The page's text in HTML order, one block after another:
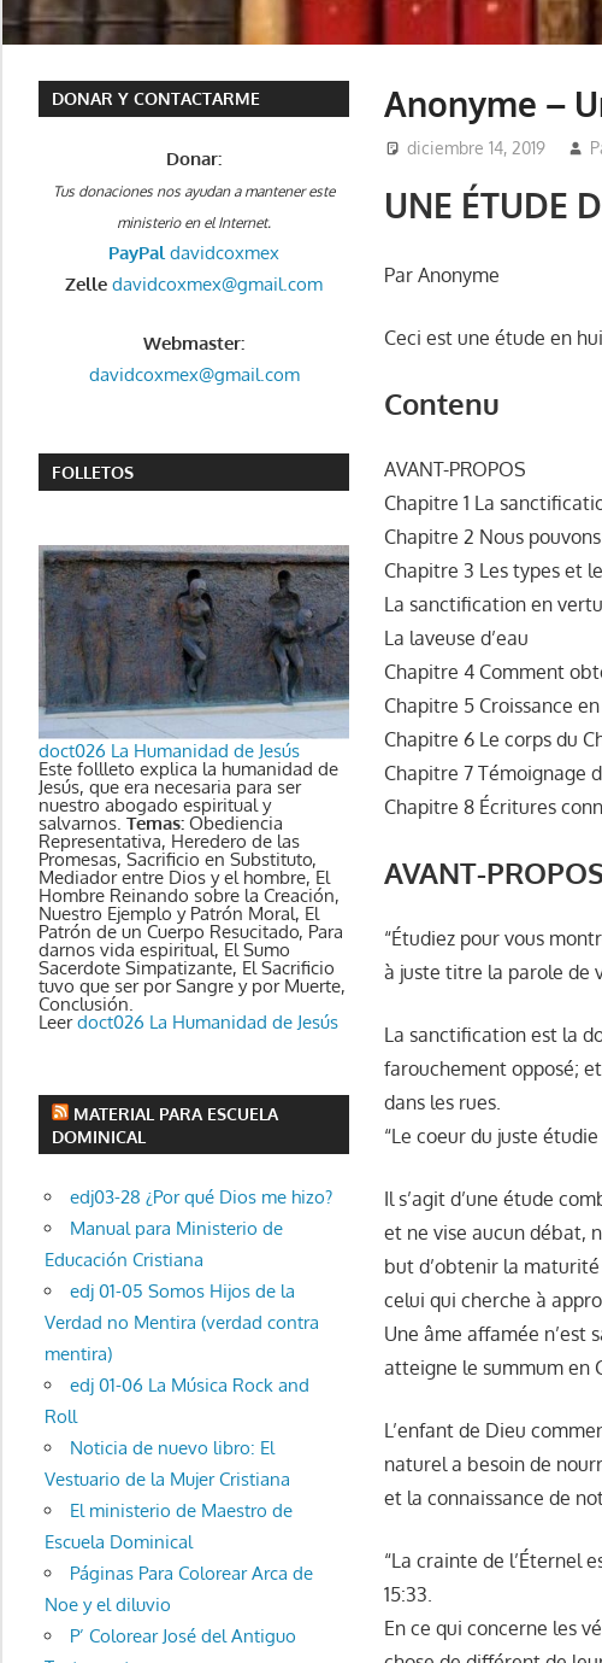
Anonyme –
diciembre 14, 2019
UNE ÉTUDE
Par Anonyme
Ceci est une étude en
Contenu
AVANT-PROPOS
Chapitre 1 La
Chapitre 2 Nous
Chapitre 3 Les types et
La sanctification en
La laveuse d’eau
Chapitre 4 Comment
Chapitre 5 Croissance
Chapitre 6 Le corps du
Chapitre 7 Témoignage
Chapitre 8 Écritures
AVANT-PROPOS
“Étudiez pour vous
à juste titre la parole de
La sanctification est la
farouchement opposé;
dans les rues.
“Le coeur du juste
Il s’agit d’une étude
et ne vise aucun débat,
but d’obtenir la
celui qui cherche à
Une âme affamée n’est
atteigne le summum en
L’enfant de Dieu
naturel a besoin de
et la connaissance de
“La crainte de l’Éternel
15:33.
En ce qui concerne les
DONAR Y CONTACTARME
Donar:
Tus donaciones nos ayudan a mantener este
ministerio en el Internet.
PayPaldavidcoxmex
Zelle davidcoxmex@gmail.com
Webmaster:
davidcoxmex@gmail.com
FOLLETOS
doct026 La Humanidad de Jesús
Este follleto explica la humanidad de
Jesús, que era necesaria para ser
nuestro abogado espiritual y
salvarnos. Temas: Obediencia
Representativa, Heredero de las
Promesas, Sacrificio en Substituto,
Mediador entre Dios y el hombre, El
Hombre Reinando sobre la Creación,
Nuestro Ejemplo y Patrón Moral, El
Patrón de un Cuerpo Resucitado, Para
darnos vida espiritual, El Sumo
Sacerdote Simpatizante, El Sacrificio
tuvo que ser por Sangre y por Muerte,
Conclusión.
Leerdoct026 La Humanidad de Jesús
MATERIAL PARA ESCUELA
DOMINICAL
edj03-28 ¿Por qué Dios me hizo?
Manual para Ministerio de
Educación Cristiana
edj 01-05 Somos Hijos de la
Verdad no Mentira (verdad contra
mentira)
edj 01-06 La Música Rock and
Roll
Noticia de nuevo libro: El
Vestuario de la Mujer Cristiana
El ministerio de Maestro de
Escuela Dominical
Páginas Para Colorear Arca de
Noe y el diluvio
P’ Colorear José del Antiguo